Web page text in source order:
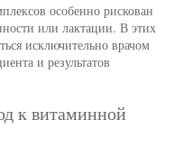
особенно рискован
или лактации. В этих
исключительно врачом
и результатов
к витаминной